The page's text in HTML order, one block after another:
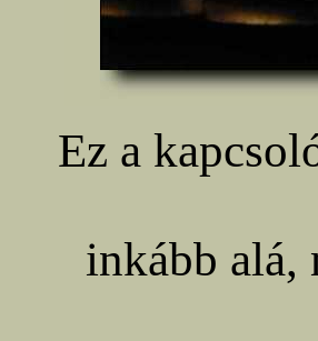
Ez a
inkább alá,